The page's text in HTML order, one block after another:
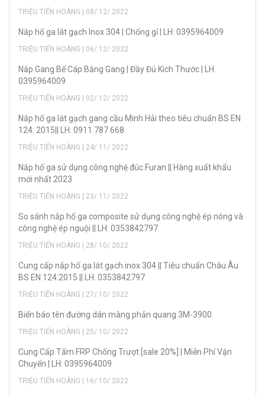
TRIỆU TIẾN HOÀNG | 08/ 12/ 2022
Nắp hố ga lát gạch Inox 304 | Chống gỉ | LH: 0395964009
TRIỆU TIẾN HOÀNG | 06/ 12/ 2022
Nắp Gang Bể Cáp Bằng Gang | Đầy Đủ Kích Thước | LH:
0395964009
TRIỆU TIẾN HOÀNG | 02/ 12/ 2022
Nắp hố ga lát gạch gang cầu Minh Hải theo tiêu chuẩn BS EN
124: 2015|| LH: 0911 787 668
TRIỆU TIẾN HOÀNG | 24/ 11/ 2022
Nắp hố ga sử dụng công nghệ đúc Furan || Hàng xuất khẩu
mới nhất 2023
TRIỆU TIẾN HOÀNG | 23/ 11/ 2022
So sánh nắp hố ga composite sử dụng công nghệ ép nóng và
công nghệ ép nguội || LH: 0353842797
TRIỆU TIẾN HOÀNG | 28/ 10/ 2022
Cung cấp nắp hố ga lát gạch inox 304 || Tiêu chuẩn Châu Âu
BS EN 124:2015 || LH: 0353842797
TRIỆU TIẾN HOÀNG | 27/ 10/ 2022
Biển báo tên đường dán màng phản quang 3M-3900
TRIỆU TIẾN HOÀNG | 25/ 10/ 2022
Cung Cấp Tấm FRP Chống Trượt [sale 20%] | Miễn Phí Vận
Chuyển | LH: 0395964009
TRIỆU TIẾN HOÀNG | 16/ 10/ 2022